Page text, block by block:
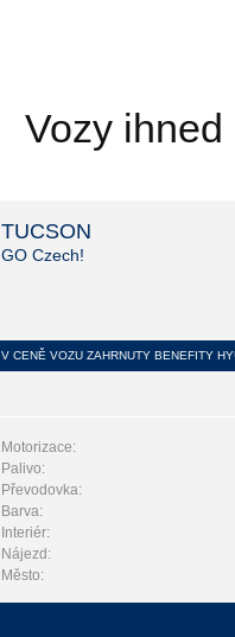
Vozy ihned
TUCSON
GO Czech!
V CENĚ VOZU ZAHRNUTY BENEFITY
Motorizace:
Palivo:
Převodovka:
Barva:
Interiér:
Nájezd:
Město: